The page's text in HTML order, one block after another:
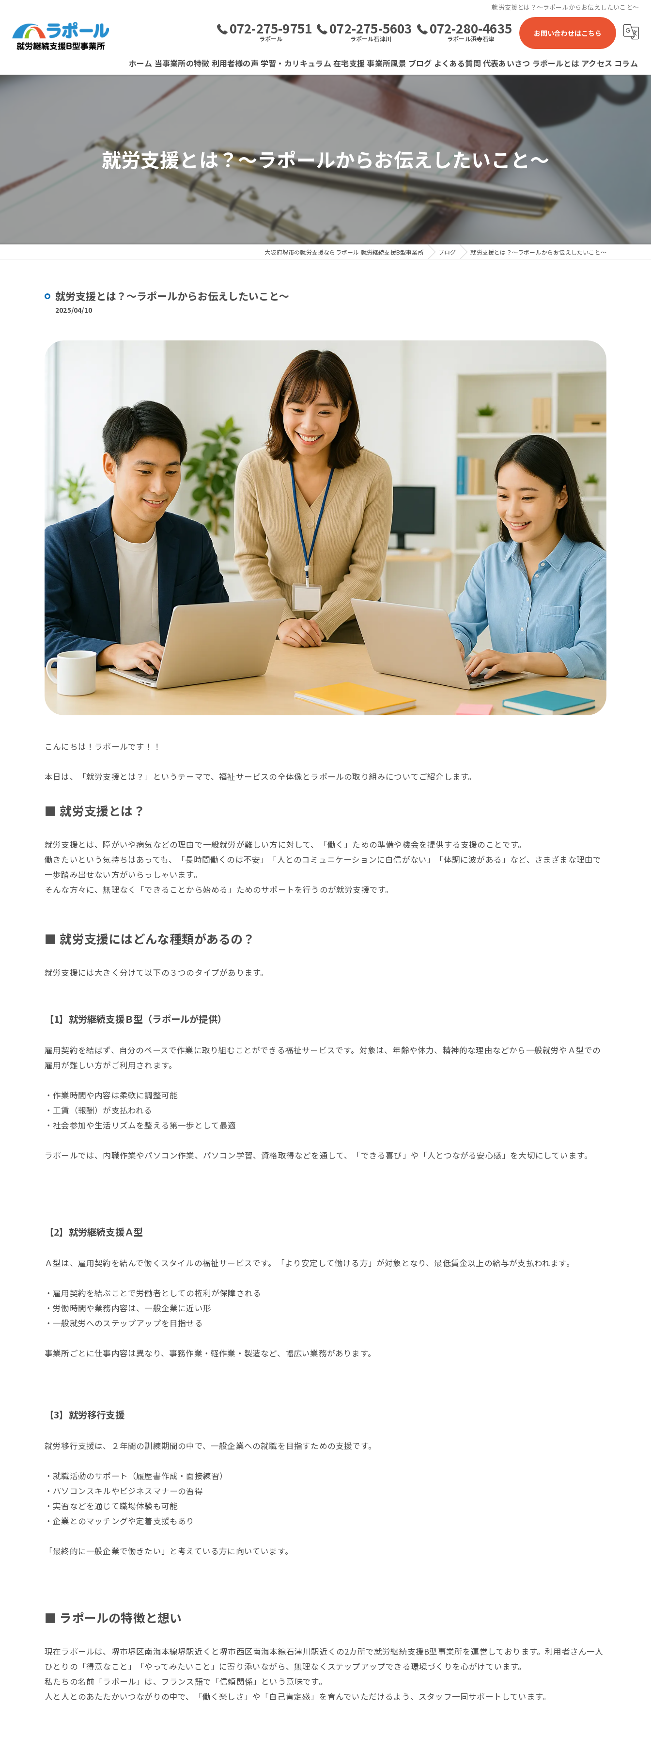
就労支援とは？～ラポールからお伝えしたいこと～
072-275-9751
ラポール
072-275-5603
ラポール石津川
072-280-4635
ラポール浜寺石津
お問い合わせはこちら
ホーム 当事業所の特徴
パソコン
B型事業所
スタッフ紹介
利用者様の声 学習・カリキュラム 在宅支援 事業所風景 ブログ よくある質問 代表あいさつ ラポールとは アクセス
ラポール 就労継続支援B型事業所
ラポール石津川 就労継続支援B型事業所
ラポール浜寺石津 就労継続支援B型事業所
コラム
就労支援とは？～ラポールからお伝えしたいこと～
大阪府堺市の就労支援ならラポール 就労継続支援B型事業所 ブログ 就労支援とは？～ラポールからお伝えしたいこと～
就労支援とは？～ラポールからお伝えしたいこと～
2025/04/10
こんにちは！ラポールです！！
本日は、「就労支援とは？」というテーマで、福祉サービスの全体像とラポールの取り組みについてご紹介します。
■ 就労支援とは？
就労支援とは、障がいや病気などの理由で一般就労が難しい方に対して、「働く」ための準備や機会を提供する支援のことです。
働きたいという気持ちはあっても、「長時間働くのは不安」「人とのコミュニケーションに自信がない」「体調に波がある」など、さまざまな理由で
一歩踏み出せない方がいらっしゃいます。
そんな方々に、無理なく「できることから始める」ためのサポートを行うのが就労支援です。
■ 就労支援にはどんな種類があるの？
就労支援には大きく分けて以下の３つのタイプがあります。
【1】就労継続支援Ｂ型（ラポールが提供）
雇用契約を結ばず、自分のペースで作業に取り組むことができる福祉サービスです。対象は、年齢や体力、精神的な理由などから一般就労やＡ型での
雇用が難しい方がご利用されます。
・作業時間や内容は柔軟に調整可能
・工賃（報酬）が支払われる
・社会参加や生活リズムを整える第一歩として最適
ラポールでは、内職作業やパソコン作業、パソコン学習、資格取得などを通して、「できる喜び」や「人とつながる安心感」を大切にしています。
【2】就労継続支援Ａ型
Ａ型は、雇用契約を結んで働くスタイルの福祉サービスです。「より安定して働ける方」が対象となり、最低賃金以上の給与が支払われます。
・雇用契約を結ぶことで労働者としての権利が保障される
・労働時間や業務内容は、一般企業に近い形
・一般就労へのステップアップを目指せる
事業所ごとに仕事内容は異なり、事務作業・軽作業・製造など、幅広い業務があります。
【3】就労移行支援
就労移行支援は、２年間の訓練期間の中で、一般企業への就職を目指すための支援です。
・就職活動のサポート（履歴書作成・面接練習）
・パソコンスキルやビジネスマナーの習得
・実習などを通じて職場体験も可能
・企業とのマッチングや定着支援もあり
「最終的に一般企業で働きたい」と考えている方に向いています。
■ ラポールの特徴と想い
現在ラポールは、堺市堺区南海本線堺駅近くと堺市西区南海本線石津川駅近くの2カ所で就労継続支援B型事業所を運営しております。利用者さん一人
ひとりの「得意なこと」「やってみたいこと」に寄り添いながら、無理なくステップアップできる環境づくりを心がけています。
私たちの名前「ラポール」は、フランス語で「信頼関係」という意味です。
人と人とのあたたかいつながりの中で、「働く楽しさ」や「自己肯定感」を育んでいただけるよう、スタッフ一同サポートしています。